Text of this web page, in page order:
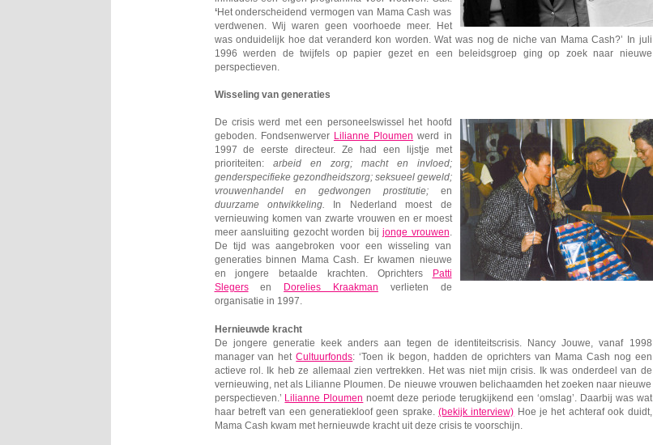
‘Het onderscheidend vermogen van Mama Cash was
verdwenen. Wij waren geen voorhoede meer. Het
was onduidelijk hoe dat veranderd kon worden. Wat was nog de niche van Mama Cash?’ In juli
1996 werden de twijfels op papier gezet en een beleidsgroep ging op zoek naar nieuwe
perspectieven.
Wisseling van generaties
De crisis werd met een personeelswissel het hoofd
geboden. Fondsenwerver
Lilianne Ploumen werd in
1997 de eerste directeur. Ze had een lijstje met
prioriteiten: arbeid en zorg; macht en invloed;
genderspecifieke gezondheidszorg; seksueel geweld;
vrouwenhandel en gedwongen prostitutie; en
duurzame ontwikkeling.
In Nederland moest de
vernieuwing komen van zwarte vrouwen en er moest
meer aansluiting gezocht worden bij jonge vrouwen
De tijd was aangebroken voor een wisseling van
generaties binnen Mama Cash. Er kwamen nieuwe
en jongere betaalde krachten. Oprichters
Patti
Slegersen Dorelies Kraakman verlieten de
organisatie in 1997.
Hernieuwde kracht
De jongere generatie keek anders aan tegen de identiteitscrisis. Nancy Jouwe, vanaf 1998
manager van hetCultuurfonds: ‘Toen ik begon, hadden de oprichters van Mama Cash nog een
actieve rol. Ik heb ze allemaal zien vertrekken. Het was niet mijn crisis. Ik was onderdeel van de
vernieuwing, net als Lilianne Ploumen. De nieuwe vrouwen belichaamden het zoeken naar nieuwe
perspectieven.’
Lilianne Ploumen noemt deze periode terugkijkend een ‘omslag’. Daarbij was wat
haar betreft van een generatiekloof geen sprake. (bekijk interview) Hoe je het achteraf ook duidt,
Mama Cash kwam met hernieuwde kracht uit deze crisis te voorschijn.